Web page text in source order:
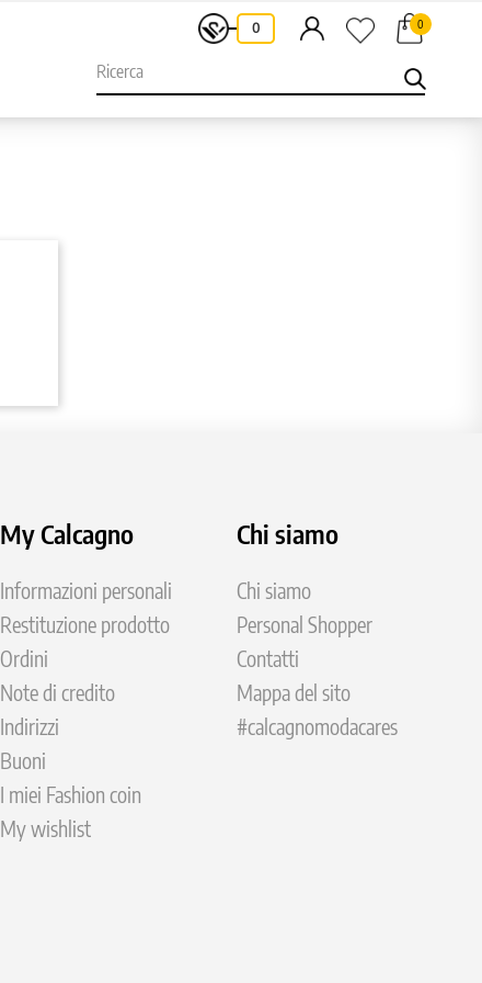
- 0 0
My Calcagno
Informazioni personali
Restituzione prodotto
Ordini
Note di credito
Indirizzi
Buoni
I miei Fashion coin
My wishlist
Chi siamo
Chi siamo
Personal Shopper
Contatti
Mappa del sito
#calcagnomodacares